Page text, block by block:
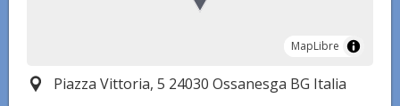
MapLibre
MapLibre
Piazza Vittoria, 5 24030 Ossanesga BG Italia